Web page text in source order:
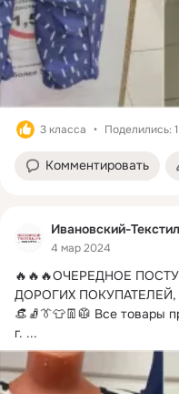
3 класса Поделились: 1
Комментировать
Ивановский-
4 мар 2024
🔥🔥🔥ОЧЕРЕДНОЕ
ДОРОГИХ ПОКУПАТЕЛЕЙ,
👒🧦👔👕👖🥼 Все товары
г. ...